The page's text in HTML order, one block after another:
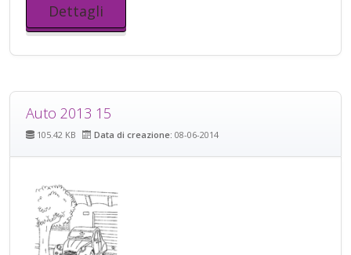
Dettagli
Auto 2013 15
105.42 KB Data di creazione: 08-06-2014